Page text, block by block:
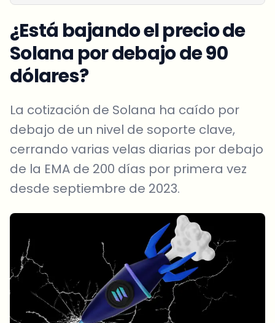
¿Está bajando el precio de
Solana por debajo de 90
dólares?
La cotización de Solana ha caído por
debajo de un nivel de soporte clave,
cerrando varias velas diarias por debajo
de la EMA de 200 días por primera vez
desde septiembre de 2023.